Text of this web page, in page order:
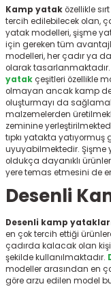
Kamp yataközellikle
tercih edilebilecek olan,
yatakmodelleri, şişme
için gereken tüm
modelleri, her çadır ya
olarak tasarlanmaktadır.
yatak çeşitleri özellikle
olmayan ancak kamp
oluşturmayı da
malzemelerden
zeminine
tıpkı yatakta
uyuyabilmektedir.
oldukça dayanıklı
yere temas etmesini de
Desenli
Desenli kamp
en çok tercih ettiği
çadırda kalacak olan
şekilde kullanılmaktadır.
modeller arasından en
göre arzu edilen model